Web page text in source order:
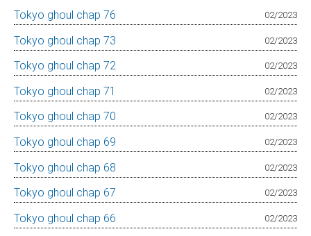
Tokyo ghoul chap 76 02/2023
Tokyo ghoul chap 73 02/2023
Tokyo ghoul chap 72 02/2023
Tokyo ghoul chap 71 02/2023
Tokyo ghoul chap 70 02/2023
Tokyo ghoul chap 69 02/2023
Tokyo ghoul chap 68 02/2023
Tokyo ghoul chap 67 02/2023
Tokyo ghoul chap 66 02/2023